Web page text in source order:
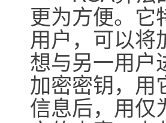
更为方便。它
用户，可以将
想与另一用户
加密密钥，用
信息后，用仅